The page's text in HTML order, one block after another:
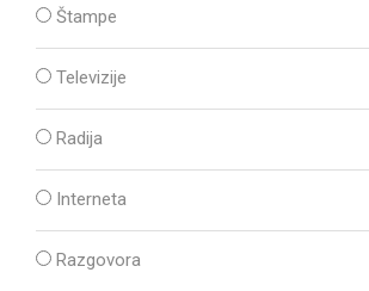
Štampe
Televizije
Radija
Interneta
Razgovora